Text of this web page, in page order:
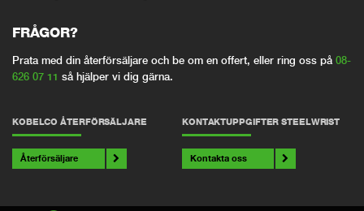
FRÅGOR?
Prata med din återförsäljare och be om en offert, eller ring oss på 08-
626 07 11 så hjälper vi dig gärna.
KOBELCO ÅTERFÖRSÄLJARE
Återförsäljare
KONTAKTUPPGIFTER STEELWRIST
Kontakta oss